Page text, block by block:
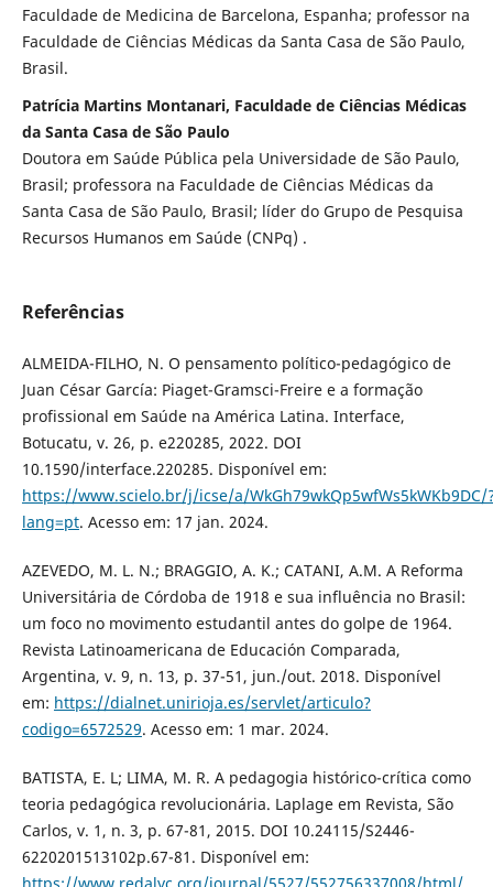
Faculdade de Medicina de Barcelona, Espanha; professor na
Faculdade de Ciências Médicas da Santa Casa de São Paulo,
Brasil.
Patrícia Martins Montanari, Faculdade de Ciências Médicas
da Santa Casa de São Paulo
Doutora em Saúde Pública pela Universidade de São Paulo,
Brasil; professora na Faculdade de Ciências Médicas da
Santa Casa de São Paulo, Brasil; líder do Grupo de Pesquisa
Recursos Humanos em Saúde (CNPq) .
Referências
ALMEIDA-FILHO, N. O pensamento político-pedagógico de
Juan César García: Piaget-Gramsci-Freire e a formação
profissional em Saúde na América Latina. Interface,
Botucatu, v. 26, p. e220285, 2022. DOI
10.1590/interface.220285. Disponível em:
https://www.scielo.br/j/icse/a/WkGh79wkQp5wfWs5kWKb9DC/
lang=pt. Acesso em: 17 jan. 2024.
AZEVEDO, M. L. N.; BRAGGIO, A. K.; CATANI, A.M. A Reforma
Universitária de Córdoba de 1918 e sua influência no Brasil:
um foco no movimento estudantil antes do golpe de 1964.
Revista Latinoamericana de Educación Comparada,
Argentina, v. 9, n. 13, p. 37-51, jun./out. 2018. Disponível
em: https://dialnet.unirioja.es/servlet/articulo?
codigo=6572529. Acesso em: 1 mar. 2024.
BATISTA, E. L; LIMA, M. R. A pedagogia histórico-crítica como
teoria pedagógica revolucionária. Laplage em Revista, São
Carlos, v. 1, n. 3, p. 67-81, 2015. DOI 10.24115/S2446-
6220201513102p.67-81. Disponível em: